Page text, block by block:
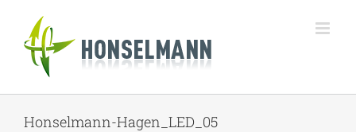
springen
Honselmann-Hagen_LED_05